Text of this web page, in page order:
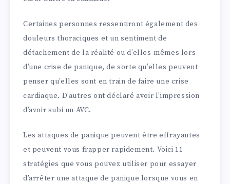
Certaines personnes ressentiront également des
douleurs thoraciques et un sentiment de
détachement de la réalité ou d’elles-mêmes lors
d’une crise de panique, de sorte qu’elles peuvent
penser qu’elles sont en train de faire une crise
cardiaque. D’autres ont déclaré avoir l’impression
d’avoir subi un AVC.
Les attaques de panique peuvent être effrayantes
et peuvent vous frapper rapidement. Voici 11
stratégies que vous pouvez utiliser pour essayer
d’arrêter une attaque de panique lorsque vous en